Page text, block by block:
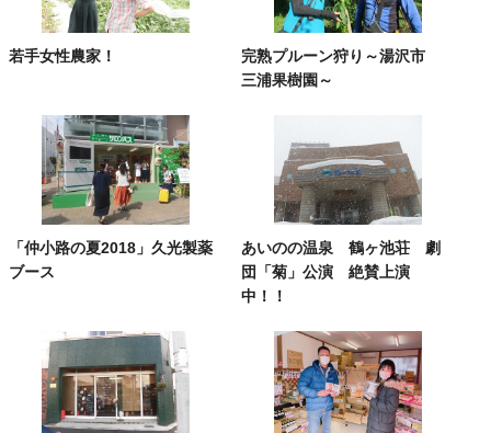
若手女性農家！
完熟プルーン狩り～湯沢市
三浦果樹園～
「仲小路の夏2018」久光製薬
ブース
あいのの温泉 鶴ヶ池荘 劇
団「菊」公演 絶賛上演
中！！